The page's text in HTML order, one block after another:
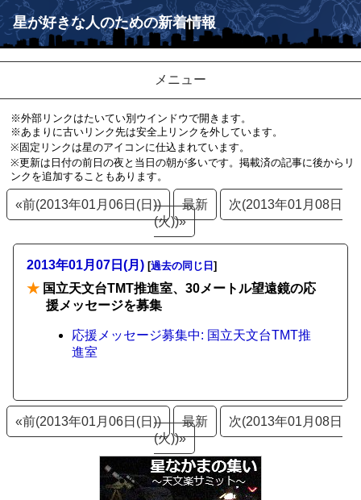
星が好きな人のための新着情報
メニュー
※外部リンクはたいてい別ウインドウで開きます。
※あまりに古いリンク先は安全上リンクを外しています。
※固定リンクは星のアイコンに仕込まれています。
※更新は日付の前日の夜と当日の朝が多いです。掲載済の記事に後からリ
ンクを追加することもあります。
«前(2013年01月06日(日)) 最新
次(2013年01月08日
(火))»
2013年01月07日(月) [過去の同じ日 ]
★ 国立天文台TMT推進室、30メートル望遠鏡の応
援メッセージを募集
応援メッセージ募集中: 国立天文台TMT推
進室
«前(2013年01月06日(日)) 最新
次(2013年01月08日
(火))»